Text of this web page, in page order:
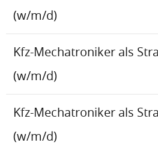
(w/m/d)
Kfz-Mechatroniker als
(w/m/d)
Kfz-Mechatroniker als
(w/m/d)